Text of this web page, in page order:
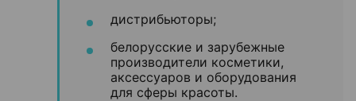
дистрибьюторы;
белорусские и зарубежные
производители косметики,
аксессуаров и оборудования
для сферы красоты.